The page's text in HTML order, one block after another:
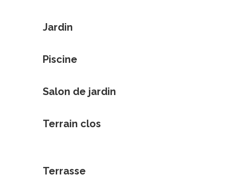
Jardin
Piscine
Salon de jardin
Terrain clos
Terrasse